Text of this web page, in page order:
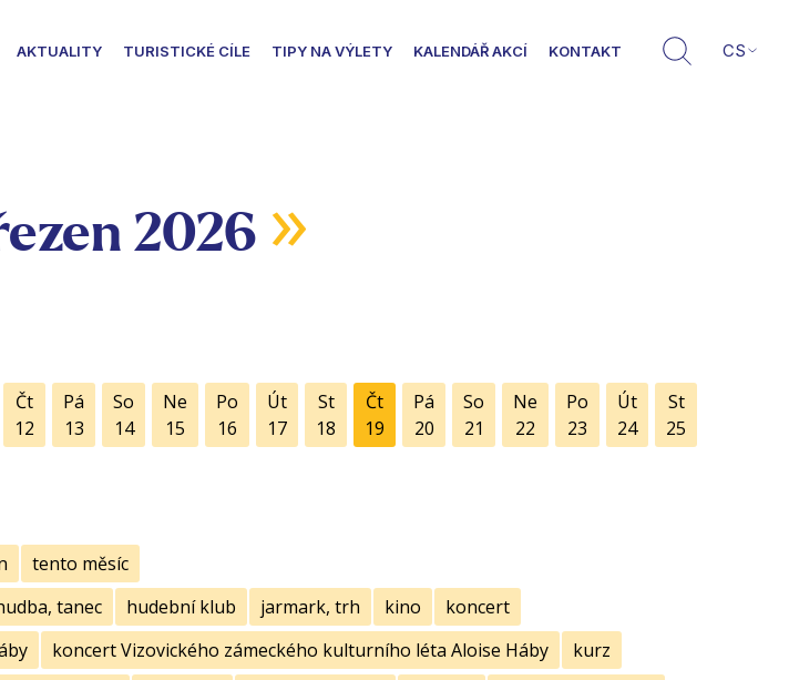
AKTUALITY TURISTICKÉ CÍLE TIPY NA VÝLETY KALENDÁŘ AKCÍ KONTAKT CS
2026 »
Čt
12
Pá
13
So
14
Ne
15
Po
16
Út
17
St
18
Čt
19
Pá
20
So
21
Ne
22
Po
23
Út
24
St
25
tento měsíc
tanec hudební klub jarmark, trh kino
koncert
koncert Vizovického zámeckého kulturního léta Aloise Háby
kurz